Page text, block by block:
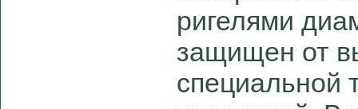
ригелями
защищен от
специальной